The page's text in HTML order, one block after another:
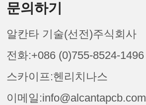
문의하기
알칸타 기술(선전)주식회사
전화:+086 (0)755-8524-1496
스카이프:헨리치나스
이메일:info@alcantapcb.com